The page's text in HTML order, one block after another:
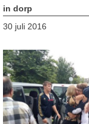
in dorp
30 juli 2016